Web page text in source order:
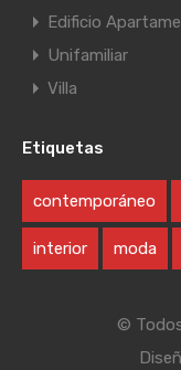
Edificio
Unifamiliar
Villa
Etiquetas
contemporáneo
interior moda
©